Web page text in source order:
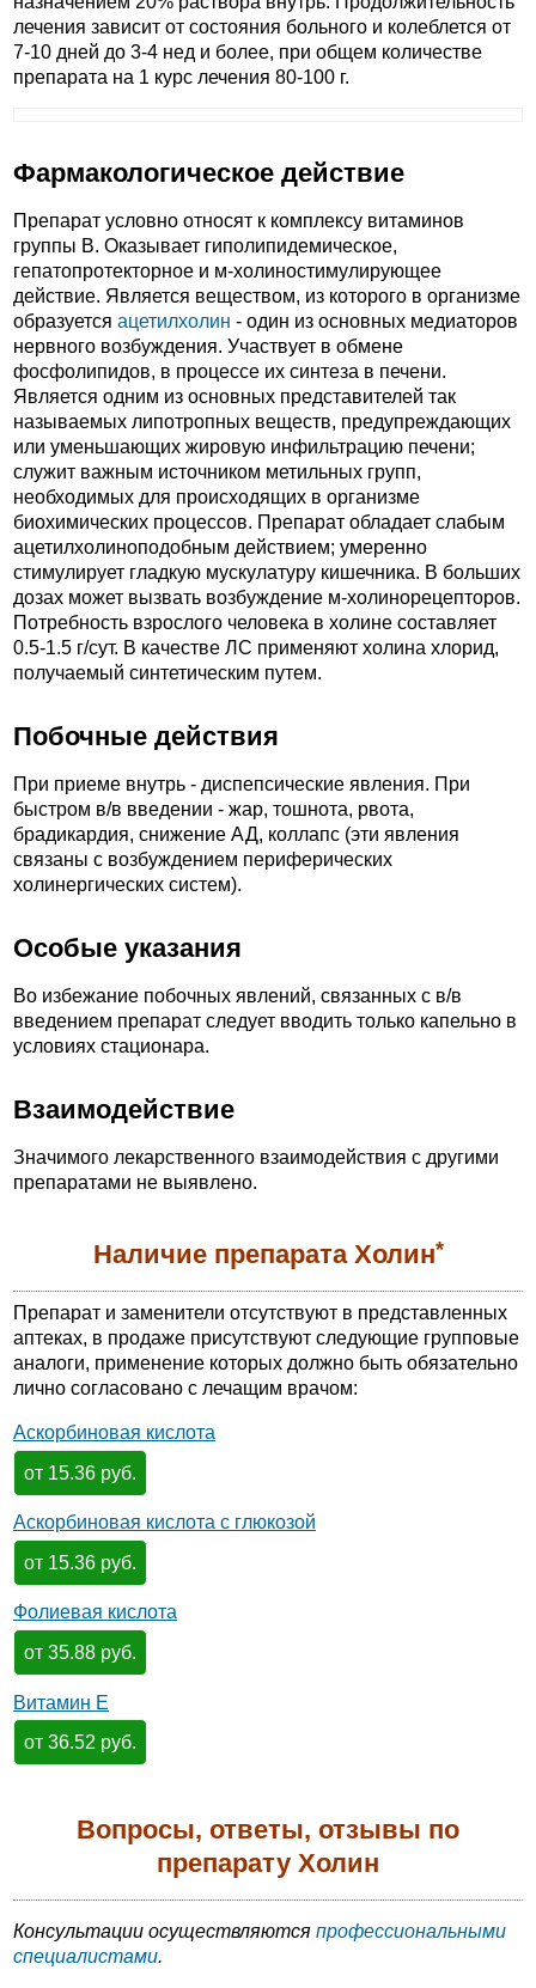
лечения зависит от состояния больного и колеблется от
7-10 дней до 3-4 нед и более, при общем количестве
препарата на 1 курс лечения 80-100 г.
Фармакологическое действие
Препарат условно относят к комплексу витаминов
группы В. Оказывает гиполипидемическое,
гепатопротекторное и м-холиностимулирующее
действие. Является веществом, из которого в организме
образуется ацетилхолин - один из основных медиаторов
нервного возбуждения. Участвует в обмене
фосфолипидов, в процессе их синтеза в печени.
Является одним из основных представителей так
называемых липотропных веществ, предупреждающих
или уменьшающих жировую инфильтрацию печени;
служит важным источником метильных групп,
необходимых для происходящих в организме
биохимических процессов. Препарат обладает слабым
ацетилхолиноподобным действием; умеренно
стимулирует гладкую мускулатуру кишечника. В больших
дозах может вызвать возбуждение м-холинорецепторов.
Потребность взрослого человека в холине составляет
0.5-1.5 г/сут. В качестве ЛС применяют холина хлорид,
получаемый синтетическим путем.
Побочные действия
При приеме внутрь - диспепсические явления. При
быстром в/в введении - жар, тошнота, рвота,
брадикардия, снижение АД, коллапс (эти явления
связаны с возбуждением периферических
холинергических систем).
Особые указания
Во избежание побочных явлений, связанных с в/в
введением препарат следует вводить только капельно в
условиях стационара.
Взаимодействие
Значимого лекарственного взаимодействия с другими
препаратами не выявлено.
Наличие препарата Холин*
Препарат и заменители отсутствуют в представленных
аптеках, в продаже присутствуют следующие групповые
аналоги, применение которых должно быть обязательно
лично согласовано с лечащим врачом:
Аскорбиновая кислота
от 15.36 руб.
Аскорбиновая кислота с глюкозой
от 15.36 руб.
Фолиевая кислота
от 35.88 руб.
Витамин Е
от 36.52 руб.
Вопросы, ответы, отзывы по
препарату Холин
Консультации осуществляются профессиональными
специалистами.